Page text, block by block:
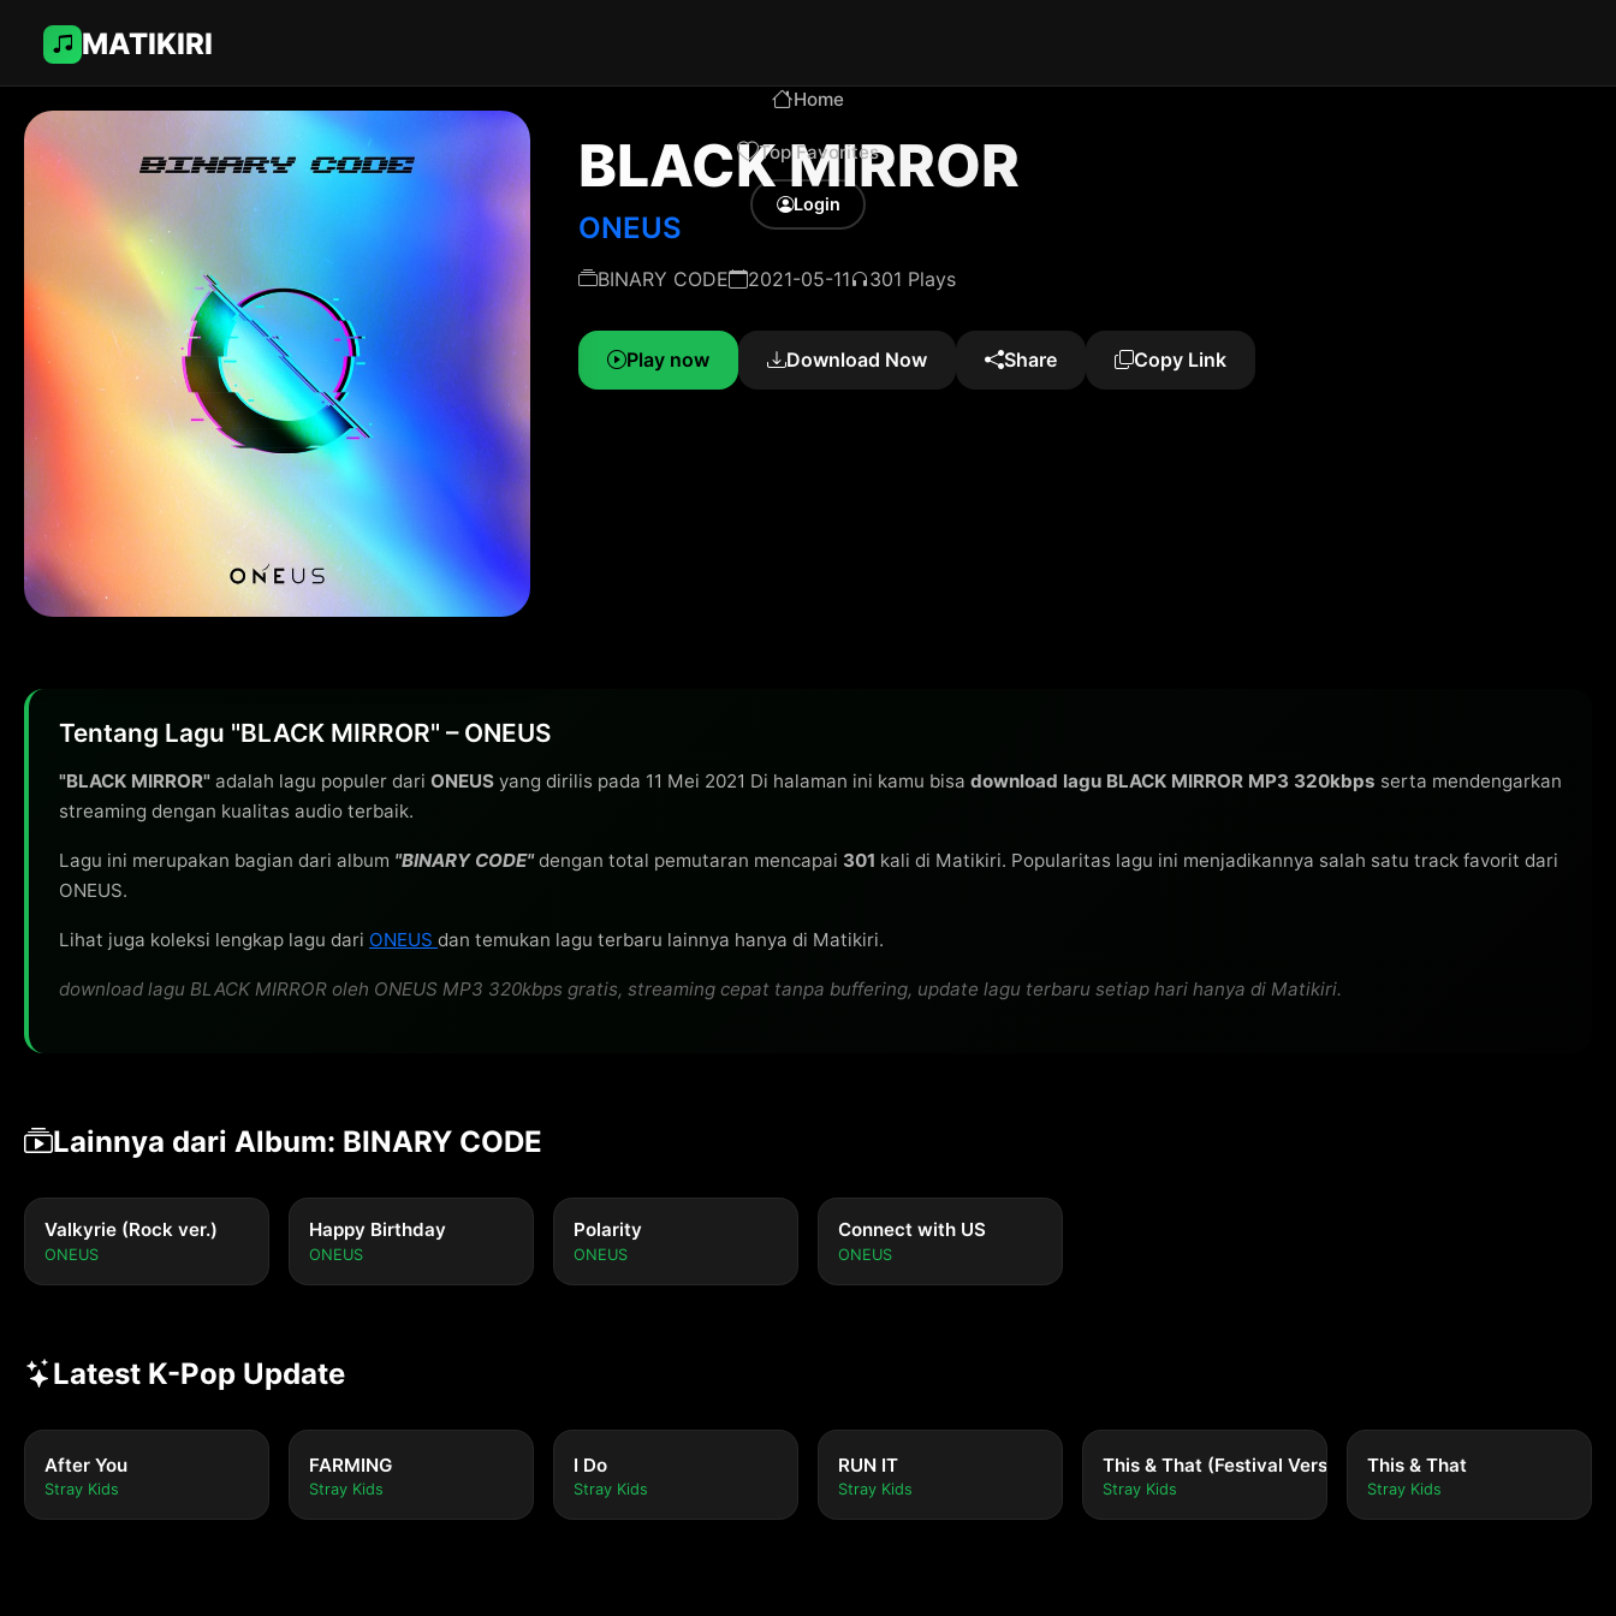
MATIKIRI
Home
Top Favorites
Login
BLACK MIRROR
ONEUS
BINARY CODE 2021-05-11 301 Plays
Play now Download Now Share Copy Link
Tentang Lagu "BLACK MIRROR" – ONEUS
"BLACK MIRROR" adalah lagu populer dari ONEUS yang dirilis pada 11 Mei 2021 Di halaman ini kamu bisa download lagu BLACK MIRROR MP3 320kbps serta mendengarkan
streaming dengan kualitas audio terbaik.
Lagu ini merupakan bagian dari album "BINARY CODE"dengan total pemutaran mencapai 301 kali di Matikiri. Popularitas lagu ini menjadikannya salah satu track favorit dari
ONEUS.
Lihat juga koleksi lengkap lagu dari ONEUS dan temukan lagu terbaru lainnya hanya di Matikiri.
download lagu BLACK MIRROR oleh ONEUS MP3 320kbps gratis, streaming cepat tanpa buffering, update lagu terbaru setiap hari hanya di Matikiri.
Lainnya dari Album: BINARY CODE
Valkyrie (Rock ver.)
ONEUS
Happy Birthday
ONEUS
Polarity
ONEUS
Connect with US
ONEUS
Latest K-Pop Update
After You
Stray Kids
FARMING
Stray Kids
I Do
Stray Kids
RUN IT
Stray Kids
This & That (Festival Version)
Stray Kids
This & That
Stray Kids